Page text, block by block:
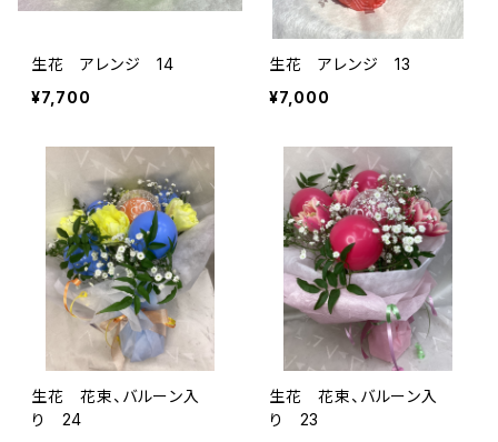
生花 アレンジ 14
¥7,700
生花 アレンジ 13
¥7,000
生花 花束、バルーン入
り 24
生花 花束、バルーン入
り 23